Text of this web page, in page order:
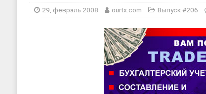
29, февраль 2008 ourtx.com Выпуск #206